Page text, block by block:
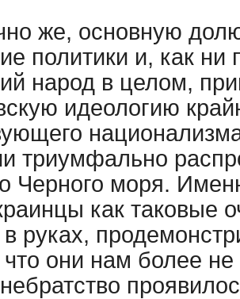
же, основную
политики и, как ни
народ в целом,
идеологию
триумфально
Черного моря.
как таковые
руках,
что они нам более